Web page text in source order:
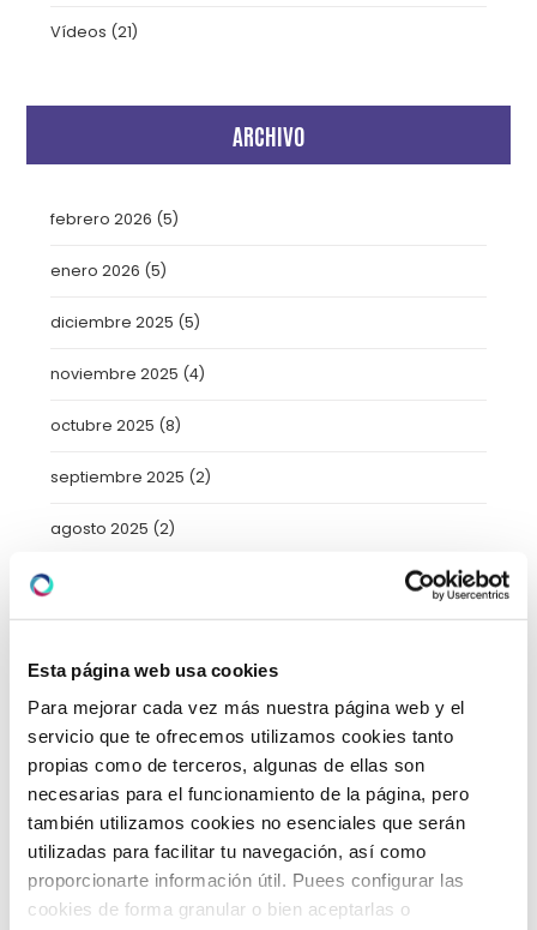
Esta página web usa cookies
Para mejorar cada vez más nuestra página web y el
servicio que te ofrecemos utilizamos cookies tanto
propias como de terceros, algunas de ellas son
necesarias para el funcionamiento de la página, pero
también utilizamos cookies no esenciales que serán
utilizadas para facilitar tu navegación, así como
proporcionarte información útil. Puees configurar las
cookies de forma granular o bien aceptarlas o
Vídeos (21)
ARCHIVO
febrero 2026 (5)
enero 2026 (5)
diciembre 2025 (5)
noviembre 2025 (4)
octubre 2025 (8)
septiembre 2025 (2)
agosto 2025 (2)
julio 2025
mayo 2025(6)
abril 2025(8)
marzo 2025(8)
enero 2025(5)